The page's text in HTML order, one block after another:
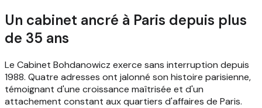
Un cabinet ancré à Paris depuis plus
de 35 ans
Le Cabinet Bohdanowicz exerce sans interruption depuis
1988. Quatre adresses ont jalonné son histoire parisienne,
témoignant d'une croissance maîtrisée et d'un
attachement constant aux quartiers d'affaires de Paris.